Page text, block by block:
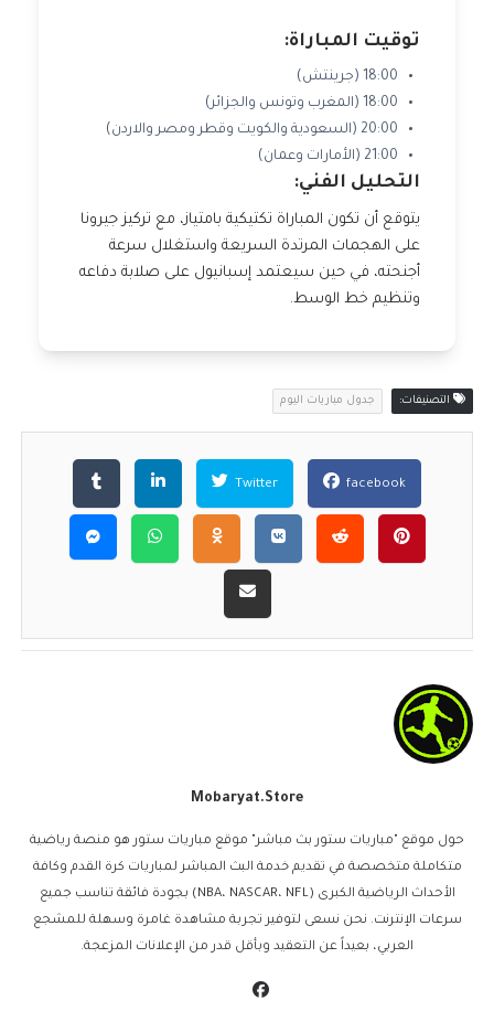
توقيت المباراة:
18:00 (جرينتش)
18:00 (المغرب وتونس والجزائر)
20:00 (السعودية والكويت وقطر ومصر والاردن)
21:00 (الأمارات وعمان)
التحليل الفني:
يتوقع أن تكون المباراة تكتيكية بامتياز، مع تركيز جيرونا
على الهجمات المرتدة السريعة واستغلال سرعة
أجنحته، في حين سيعتمد إسبانيول على صلابة دفاعه
وتنظيم خط الوسط.
التصنيفات: جدول مباريات اليوم
facebook
Twitter
Mobaryat.store
حول موقع "مباريات ستور بث مباشر" موقع مباريات ستور هو منصة رياضية
متكاملة متخصصة في تقديم خدمة البث المباشر لمباريات كرة القدم وكافة
الأحداث الرياضية الكبرى (NBA، NASCAR، NFL) بجودة فائقة تناسب جميع
سرعات الإنترنت. نحن نسعى لتوفير تجربة مشاهدة غامرة وسهلة للمشجع
العربي، بعيداً عن التعقيد وبأقل قدر من الإعلانات المزعجة.